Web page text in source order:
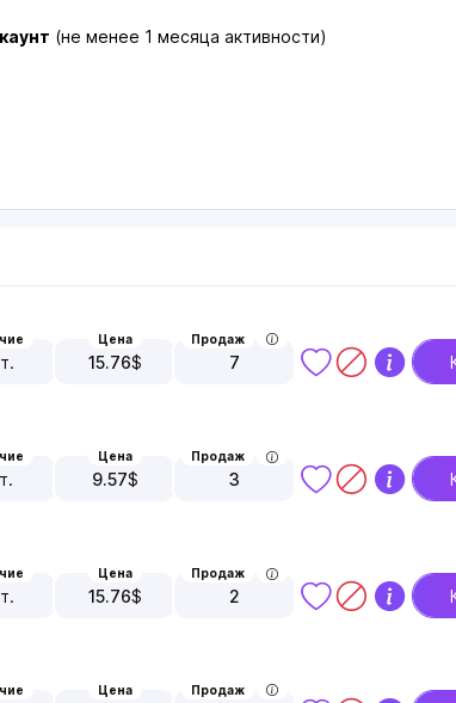
(не менее 1 месяца активности)
Цена
15.76$
Продаж
7
Цена
9.57$
Продаж
3
Цена
15.76$
Продаж
2
Цена Продаж